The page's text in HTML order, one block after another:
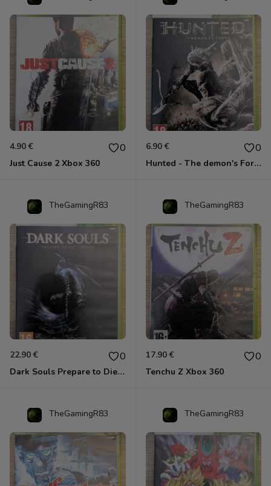
4.90 € 0
Just Cause 2 Xbox 360
6.90 € 0
Hunted - The demon's Forge Xbox 360 (Complet CIB)
TheGamingR83
22.90 € 0
Dark Souls Prepare to Die Edition XBOX 360
TheGamingR83
17.90 € 0
Tenchu Z Xbox 360
TheGamingR83 TheGamingR83